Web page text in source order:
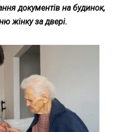
документів на будинок,
жінку за двері.